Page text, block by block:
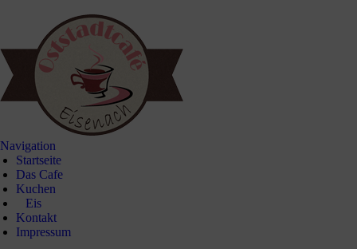
Navigation
Startseite
Das Cafe
Kuchen
‏‏‎ ‎‏‏‎ ‎‏‏‎ ‎Eis
Kontakt
Impressum